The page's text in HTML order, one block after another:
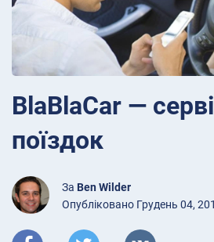
BlaBlaCar —
поїздок
За Ben Wilder
Опубліковано Грудень 04,